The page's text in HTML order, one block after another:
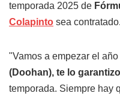
temporada 2025 de
Colapinto sea contratado.
"Vamos a empezar el año
(Doohan), te lo garantizo
temporada. Siempre hay